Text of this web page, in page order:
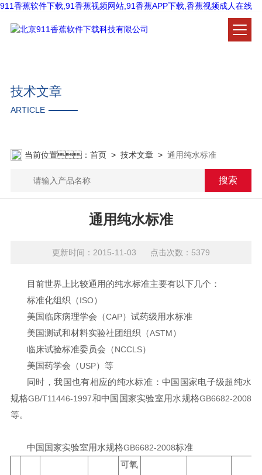
911香蕉软件下载,91香蕉视频网站,91香蕉APP下载,香蕉视频成人在线
技术文章
ARTICLE
当前位置： 首页> 技术文章> 通用纯水标准
通用纯水标准
更新时间：2015-11-03 点击次数：5379
目前世界上比较通用的纯水标准主要有以下几个：
标准化组织（ISO）
美国临床病理学会（CAP）试药级用水标准
美国测试和材料实验社团组织（ASTM）
临床试验标准委员会（NCCLS）
美国药学会（USP）等
同时，我国也有相应的纯水标准：中国国家电子级超纯水
规格GB/T11446-1997和中国国家实验室用水规格GB6682-2008
等。
中国国家实验室用水规格GB6682-2008标准
可氧